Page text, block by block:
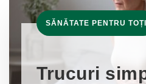
SĂNĂTATE PENTRU TOȚI
Trucuri